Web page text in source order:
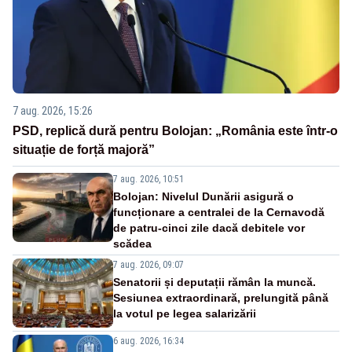
7 aug. 2026, 15:26
PSD, replică dură pentru Bolojan: „România este într-o
situație de forță majoră”
7 aug. 2026, 10:51
Bolojan: Nivelul Dunării asigură o
funcționare a centralei de la Cernavodă
de patru-cinci zile dacă debitele vor
scădea
7 aug. 2026, 09:07
Senatorii și deputații rămân la muncă.
Sesiunea extraordinară, prelungită până
la votul pe legea salarizării
6 aug. 2026, 16:34